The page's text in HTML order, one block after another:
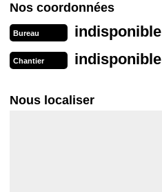
Nos coordonnées
Bureau indisponible
Chantier indisponible
Nous localiser